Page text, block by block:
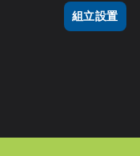
組立設置